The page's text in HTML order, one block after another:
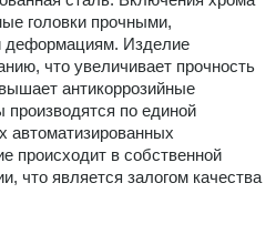
головки прочными,
деформациям. Изделие
что увеличивает прочность
антикоррозийные
производятся по единой
автоматизированных
происходит в собственной
что является залогом качества